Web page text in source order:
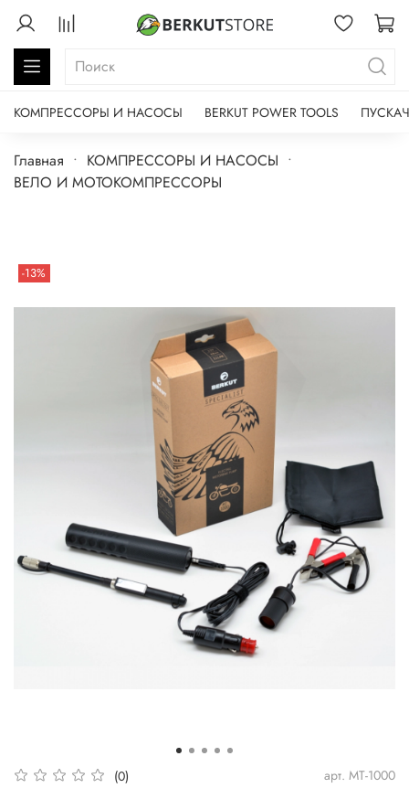
КОМПРЕССОРЫ И НАСОСЫ BERKUT POWER TOOLS
Главная
КОМПРЕССОРЫ И НАСОСЫ
ВЕЛО И МОТОКОМПРЕССОРЫ
-13%
(0) арт. MT-1000